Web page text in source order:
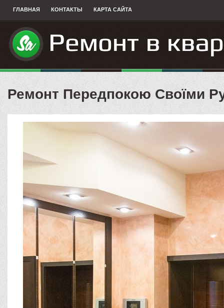
ГЛАВНАЯ КОНТАКТЫ КАРТА САЙТА
Ремонт Передпокою Своїми